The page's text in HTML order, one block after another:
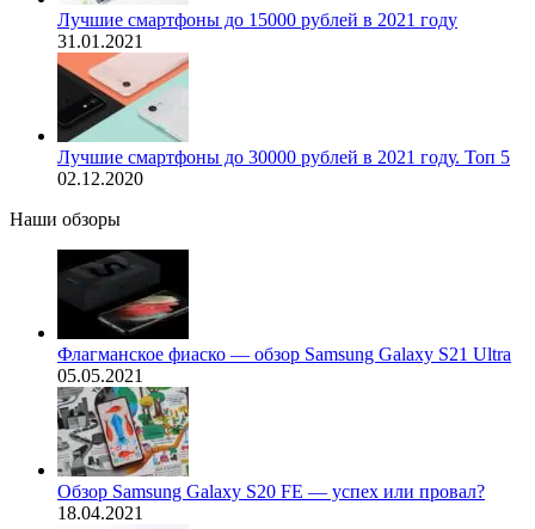
Лучшие смартфоны до 15000 рублей в 2021 году
31.01.2021
Лучшие смартфоны до 30000 рублей в 2021 году. Топ 5
02.12.2020
Наши обзоры
Флагманское фиаско — обзор Samsung Galaxy S21 Ultra
05.05.2021
Обзор Samsung Galaxy S20 FE — успех или провал?
18.04.2021